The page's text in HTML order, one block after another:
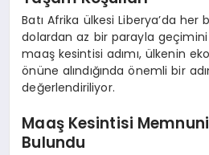
Batı Afrika ülkesi Liberya’da
dolardan az bir parayla geçimini
maaş kesintisi adımı, ülkenin
önüne alındığında önemli bir
değerlendiriliyor.
Maaş Kesintisi
Bulundu